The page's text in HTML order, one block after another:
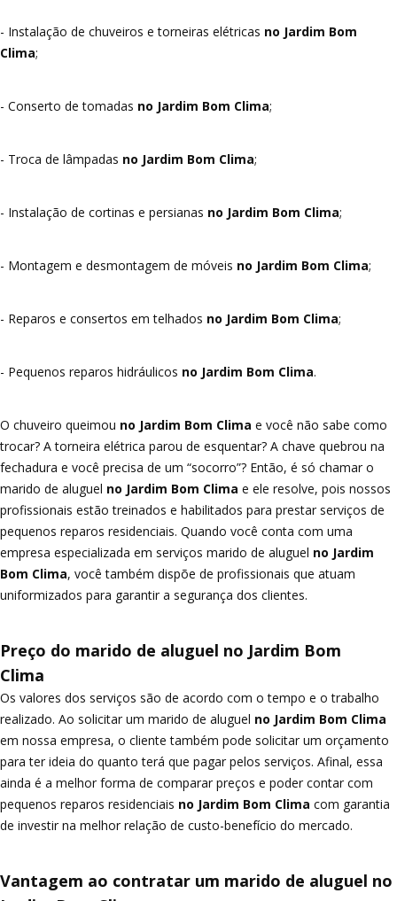
- Instalação de chuveiros e torneiras elétricas no Jardim Bom
Clima;
- Conserto de tomadas no Jardim Bom Clima;
- Troca de lâmpadas no Jardim Bom Clima;
- Instalação de cortinas e persianas no Jardim Bom Clima;
- Montagem e desmontagem de móveis no Jardim Bom Clima;
- Reparos e consertos em telhados no Jardim Bom Clima;
- Pequenos reparos hidráulicos no Jardim Bom Clima.
O chuveiro queimou no Jardim Bom Clima e você não sabe como
trocar? A torneira elétrica parou de esquentar? A chave quebrou na
fechadura e você precisa de um “socorro”? Então, é só chamar o
marido de aluguel no Jardim Bom Clima e ele resolve, pois nossos
profissionais estão treinados e habilitados para prestar serviços de
pequenos reparos residenciais. Quando você conta com uma
empresa especializada em serviços marido de aluguel no Jardim
Bom Clima, você também dispõe de profissionais que atuam
uniformizados para garantir a segurança dos clientes.
Preço do marido de aluguel no Jardim Bom
Clima
Os valores dos serviços são de acordo com o tempo e o trabalho
realizado. Ao solicitar um marido de aluguel no Jardim Bom Clima
em nossa empresa, o cliente também pode solicitar um orçamento
para ter ideia do quanto terá que pagar pelos serviços. Afinal, essa
ainda é a melhor forma de comparar preços e poder contar com
pequenos reparos residenciais no Jardim Bom Clima com garantia
de investir na melhor relação de custo-benefício do mercado.
Vantagem ao contratar um marido de aluguel no